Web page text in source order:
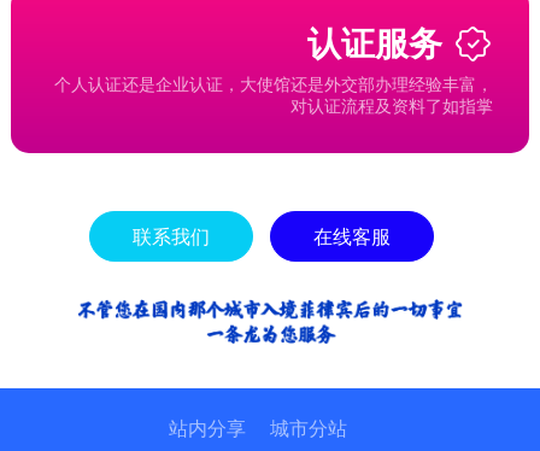
认证服务
个人认证还是企业认证，大使馆还是外交部办理经验丰富，
对认证流程及资料了如指掌
联系我们 在线客服
站内分享 城市分站